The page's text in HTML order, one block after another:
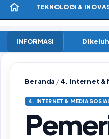
TEKNOLOGI &
INFORMASI
Beranda /4. Internet &
4. INTERNET & MEDIA